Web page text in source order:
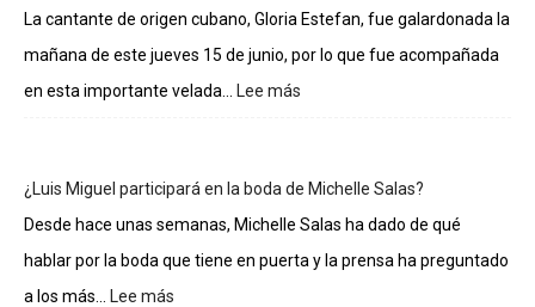
integrantes
La
La cantante de origen cubano, Gloria Estefan, fue galardonada la
mañana de este jueves 15 de junio, por lo que fue acompañada
en esta importante velada...
Lee más
al
Salón
la
¿Luis Miguel participará en la boda de Michelle Salas?
Desde hace unas semanas, Michelle Salas ha dado de qué
hablar por la boda que tiene en puerta y la prensa ha preguntado
a los más...
Lee más